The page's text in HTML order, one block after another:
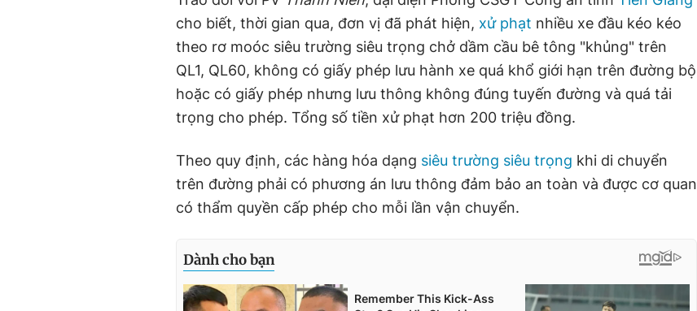
cho biết, thời gian qua, đơn vị đã phát hiện, xử phạt nhiều xe đầu kéo kéo
theo rơ moóc siêu trường siêu trọng chở dầm cầu bê tông "khủng" trên
QL1, QL60, không có giấy phép lưu hành xe quá khổ giới hạn trên đường bộ
hoặc có giấy phép nhưng lưu thông không đúng tuyến đường và quá tải
trọng cho phép. Tổng số tiền xử phạt hơn 200 triệu đồng.
Theo quy định, các hàng hóa dạng siêu trường siêu trọng khi di chuyển
trên đường phải có phương án lưu thông đảm bảo an toàn và được cơ quan
có thẩm quyền cấp phép cho mỗi lần vận chuyển.